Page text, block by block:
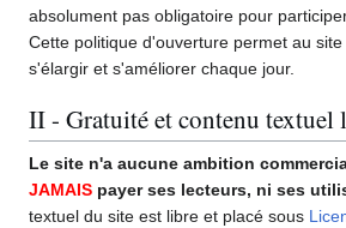
absolument pas obligatoire pour
Cette politique d'ouverture permet au
s'élargir et s'améliorer chaque jour.
II - Gratuité et contenu textuel
Le site n'a aucune ambition
JAMAIS payer ses lecteurs, ni ses
textuel du site est libre et placé sous